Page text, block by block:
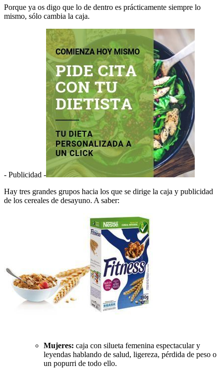
Porque ya os digo que lo de dentro es prácticamente siempre lo
mismo, sólo cambia la caja.
- Publicidad -
Hay tres grandes grupos hacia los que se dirige la caja y publicidad
de los cereales de desayuno. A saber:
Mujeres: caja con silueta femenina espectacular y
leyendas hablando de salud, ligereza, pérdida de peso o
un popurri de todo ello.